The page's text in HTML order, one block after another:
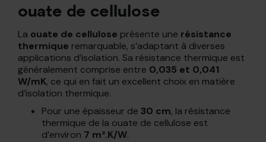
ouate de cellulose
La ouate de cellulose présente une résistance
thermique remarquable, s’adaptant à diverses
applications d’isolation. Sa résistance thermique est
généralement comprise entre 0,035 et 0,041
W/mK, ce qui en fait un excellent choix en matière
d’isolation thermique.
Pour une épaisseur de 30 cm, la résistance
thermique de la ouate de cellulose est
d’environ 7 m².K/W.